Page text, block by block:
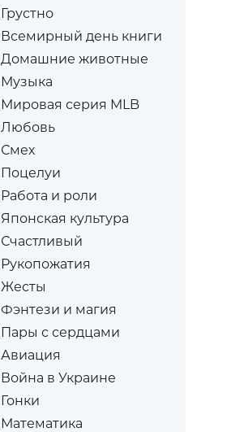
Грустно
Всемирный день книги
Домашние животные
Музыка
Мировая серия MLB
Любовь
Смех
Поцелуи
Работа и роли
Японская культура
Счастливый
Рукопожатия
Жесты
Фэнтези и магия
Пары с сердцами
Авиация
Война в Украине
Гонки
Математика